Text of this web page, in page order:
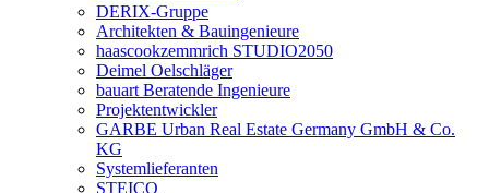
DERIX-Gruppe
Architekten & Bauingenieure
haascookzemmrich STUDIO2050
Deimel Oelschläger
bauart Beratende Ingenieure
Projektentwickler
GARBE Urban Real Estate Germany GmbH & Co.
KG
Systemlieferanten
STEICO